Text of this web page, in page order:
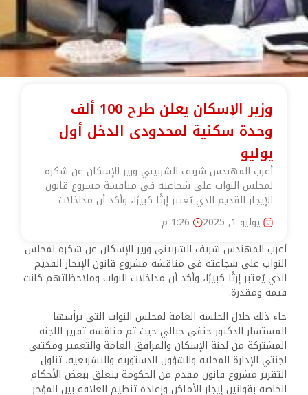
وزير الإسكان يعلن طرح 100 ألف
وحدة سكنية لمحدودى الدخل أول
يوليو
أعرب المهندس شريف الشربيني وزير الإسكان عن شكره
لمجلس النواب على شجاعته في مناقشة مشروع قانون
الإيجار القديم الذي يُعتبر إرثًا كبيرًا، وأكد أن مداخلات
يوليو 1, 2025
1:26 م
أعرب المهندس شريف الشربيني وزير الإسكان عن شكره لمجلس
النواب على شجاعته في مناقشة مشروع قانون الإيجار القديم
الذي يُعتبر إرثًا كبيرًا، وأكد أن مداخلات النواب وملاحظاتهم كانت
قيمة ومقدرة.
جاء ذلك خلال الجلسة العامة لمجلس النواب التي ترأسها
المستشار الدكتور حنفي جبالي حيث تم مناقشة تقرير اللجنة
المشتركة من لجنة الإسكان والمرافق العامة والتعمير ومكتبي
لجنتي الإدارة المحلية والشؤون الدستورية والتشريعية، تناول
التقرير مشروع قانون مقدم من الحكومة يتعلق ببعض الأحكام
الخاصة بقوانين إيجار الأماكن وإعادة تنظيم العلاقة بين المؤجر